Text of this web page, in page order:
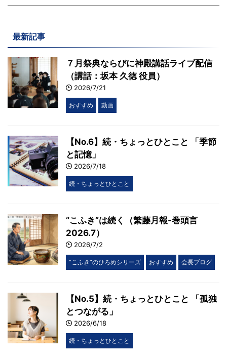
最新記事
７月祭典ならびに神殿講話ライブ配信
（講話：坂本 久徳 役員）
2026/7/21
おすすめ 動画
【No.6】続・ちょっとひとこと 「季節
と記憶」
2026/7/18
続・ちょっとひとこと
“こふき”は続く（繁藤月報-巻頭言
2026.7）
2026/7/2
“こふき”のひろめシリーズ おすすめ 会長ブログ
【No.5】続・ちょっとひとこと 「孤独
とつながる」
2026/6/18
続・ちょっとひとこと